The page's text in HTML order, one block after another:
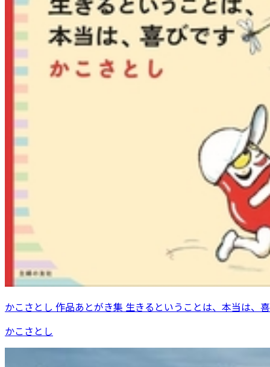
かこさとし 作品あとがき集 生きるということは、本当は、
かこさとし